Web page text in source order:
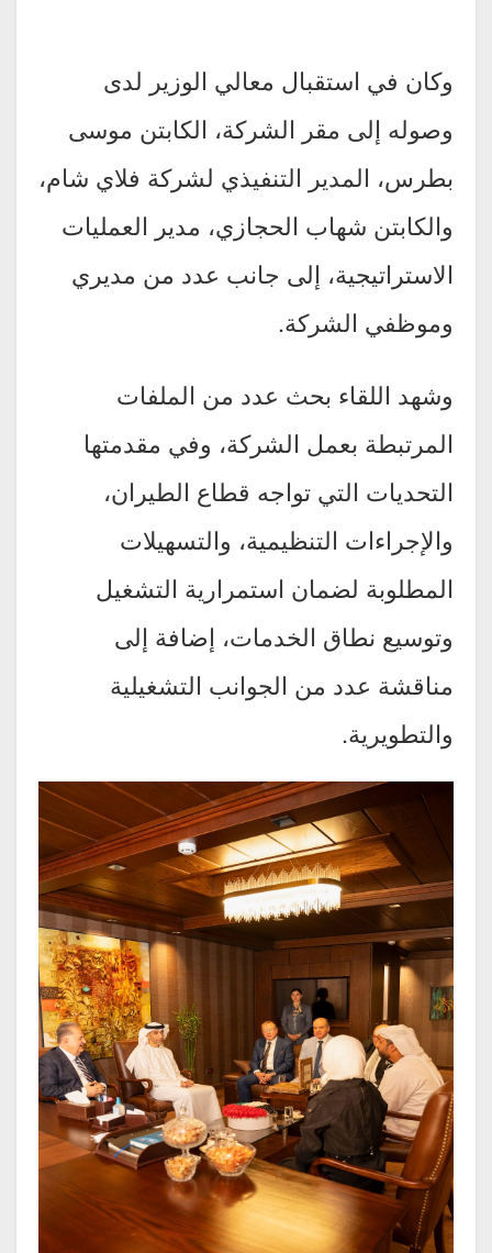
وكان في استقبال معالي الوزير لدى
وصوله إلى مقر الشركة، الكابتن موسى
بطرس، المدير التنفيذي لشركة فلاي شام،
والكابتن شهاب الحجازي، مدير العمليات
الاستراتيجية، إلى جانب عدد من مديري
وموظفي الشركة.
وشهد اللقاء بحث عدد من الملفات
المرتبطة بعمل الشركة، وفي مقدمتها
التحديات التي تواجه قطاع الطيران،
والإجراءات التنظيمية، والتسهيلات
المطلوبة لضمان استمرارية التشغيل
وتوسيع نطاق الخدمات، إضافة إلى
مناقشة عدد من الجوانب التشغيلية
والتطويرية.